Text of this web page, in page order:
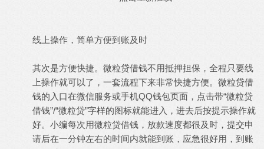
线上操作，简单方便到账及时
其次是方便快捷。微粒贷借钱不用抵押担保，全程只要线
上操作就可以了，一套流程下来非常快捷方便。微粒贷借
钱的入口在微信服务或手机QQ钱包页面，点击带“微粒贷
借钱”/“微粒贷”字样的图标就能进入，进去后按提示操作就
好。小编每次用微粒贷借钱，放款速度都很及时，提交申
请后在一分钟左右的时间内就能到账，应急很好用，到账